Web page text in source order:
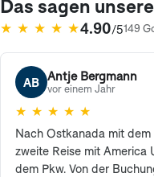
Das sagen
★ ★ ★ ★ ★4.90/5149
(öffnet in neuem Tab)
AB Antje Bergmann
vor einem Jahr
★ ★ ★ ★ ★
Nach Ostkanada mit
zweite Reise mit America
dem Pkw. Von der